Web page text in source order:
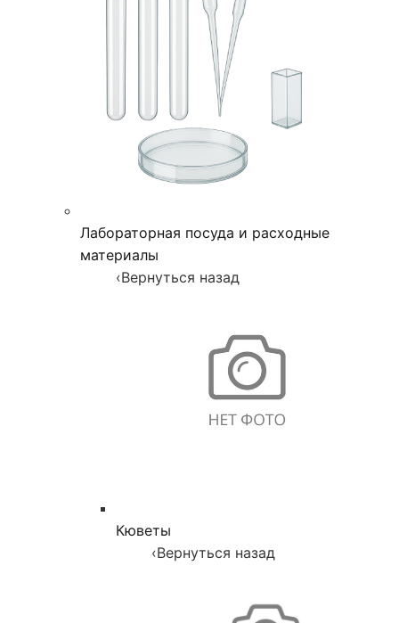
Лабораторная посуда и расходные
материалы
‹Вернуться назад
Кюветы
‹Вернуться назад